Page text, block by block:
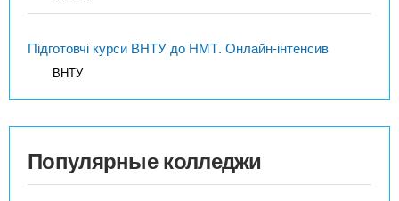
Підготовчі курси ВНТУ до НМТ. Онлайн-інтенсив
ВНТУ
Популярные колледжи